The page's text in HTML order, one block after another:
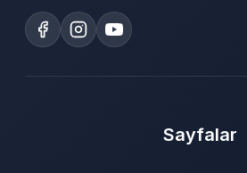
Sayfalar